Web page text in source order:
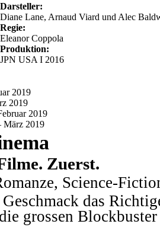
Darsteller:
Diane Lane, Arnaud Viard und Alec
Regie:
Eleanor Coppola
Produktion:
JPN USA I 2016
2019
2019
2019
März 2019
Zuerst.
Science-
das
grossen